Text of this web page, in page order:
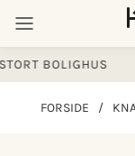
indhold
BOLIGHUS
FORSIDE /